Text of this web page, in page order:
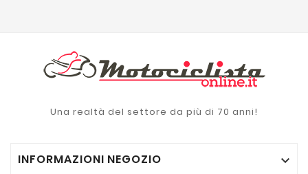
Una realtà del settore da più di 70 anni!
INFORMAZIONI NEGOZIO 